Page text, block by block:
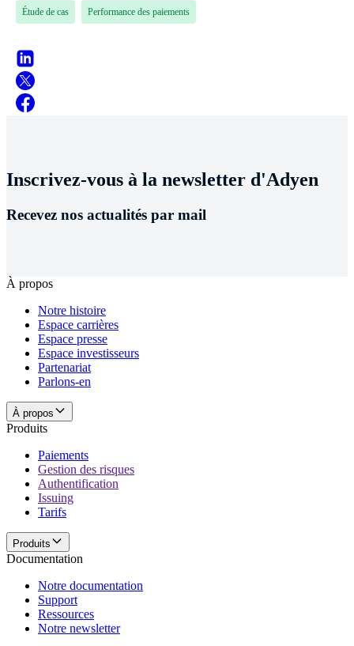
Étude de cas Performance des paiements
Inscrivez-vous à la newsletter d'Adyen
Recevez nos actualités par mail
À propos
Notre histoire
Espace carrières
Espace presse
Espace investisseurs
Partenariat
Parlons-en
À propos
Produits
Paiements
Gestion des risques
Authentification
Issuing
Tarifs
Produits
Documentation
Notre documentation
Support
Ressources
Notre newsletter